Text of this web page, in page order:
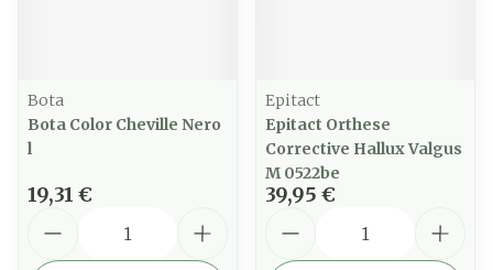
Bota
Bota Color Cheville Nero
l
19,31 €
Epitact
Epitact Orthese
Corrective Hallux Valgus
M 0522be
39,95 €